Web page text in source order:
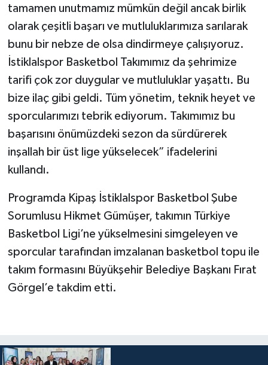
tamamen unutmamız mümkün değil ancak birlik
olarak çeşitli başarı ve mutluluklarımıza sarılarak
bunu bir nebze de olsa dindirmeye çalışıyoruz.
İstiklalspor Basketbol Takımımız da şehrimize
tarifi çok zor duygular ve mutluluklar yaşattı. Bu
bize ilaç gibi geldi. Tüm yönetim, teknik heyet ve
sporcularımızı tebrik ediyorum. Takımımız bu
başarısını önümüzdeki sezon da sürdürerek
inşallah bir üst lige yükselecek” ifadelerini
kullandı.
Programda Kipaş İstiklalspor Basketbol Şube
Sorumlusu Hikmet Gümüşer, takımın Türkiye
Basketbol Ligi’ne yükselmesini simgeleyen ve
sporcular tarafından imzalanan basketbol topu ile
takım formasını Büyükşehir Belediye Başkanı Fırat
Görgel’e takdim etti.